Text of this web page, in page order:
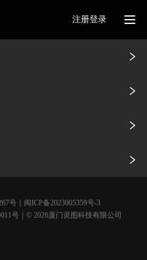
注册登录
号
闽ICP备2023005359号-3
号｜© 2026厦门灵图科技有限公司